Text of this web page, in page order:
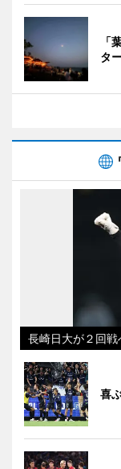
「
タ
長崎日大が２回
喜